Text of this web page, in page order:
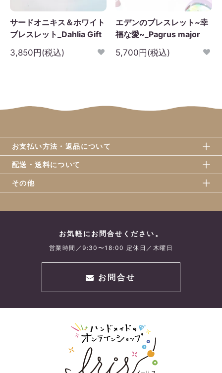
サードオニキス＆ホワイト
ブレスレット_Dahlia Gift
3,850円(税込)
エデンのブレスレット~幸
福な愛~_Pagrus major
5,700円(税込)
お支払い方法・返品について
配送・送料について
その他
お気軽にお問合せください。
営業時間／9:30〜18:00 定休日／木曜日
お問合せ